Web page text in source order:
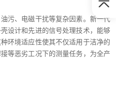
污、电磁干扰等复杂因素。新一代
设计和先进的信号处理技术，能够
环境适应性使其不仅适用于洁净的
等恶劣工况下的测量任务，为全产